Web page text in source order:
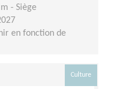
- Siège
en fonction de
Culture